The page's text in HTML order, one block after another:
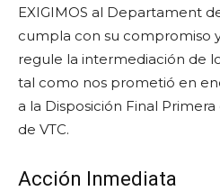
EXIGIMOS al Departament
cumpla con su compromiso
regule la intermediación de
tal como nos prometió en
a la Disposición Final
de VTC.
Acción Inmediata